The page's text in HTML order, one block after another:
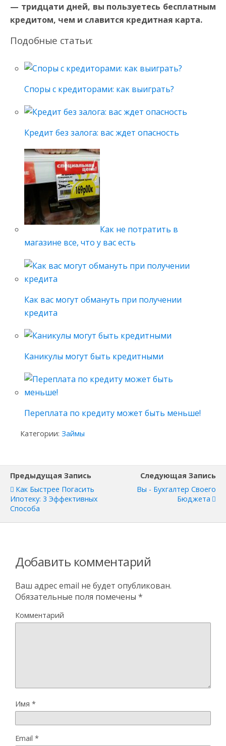
— тридцати дней, вы пользуетесь бесплатным
кредитом, чем и славится кредитная карта.
Подобные статьи:
Споры с кредиторами: как выиграть?
Кредит без залога: вас ждет опасность
Как не потратить в
магазине все, что у вас есть
Как вас могут обмануть при получении
кредита
Каникулы могут быть кредитными
Переплата по кредиту может быть меньше!
Категории: Займы
Предыдущая Запись
Как Быстрее Погасить
Ипотеку: 3 Эффективных
Способа
Следующая Запись
Вы - Бухгалтер Своего
Бюджета
Добавить комментарий
Ваш адрес email не будет опубликован.
Обязательные поля помечены *
Комментарий
Имя *
Email *